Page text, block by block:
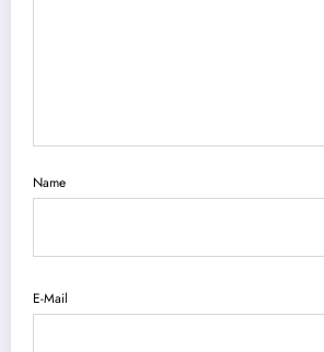
Name
E-Mail